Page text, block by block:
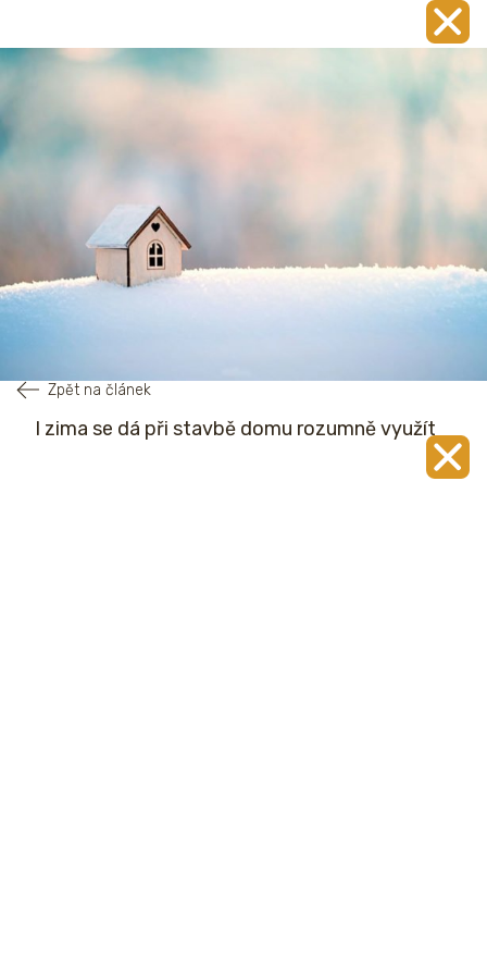
Zpět na článek
I zima se dá při stavbě domu rozumně využít